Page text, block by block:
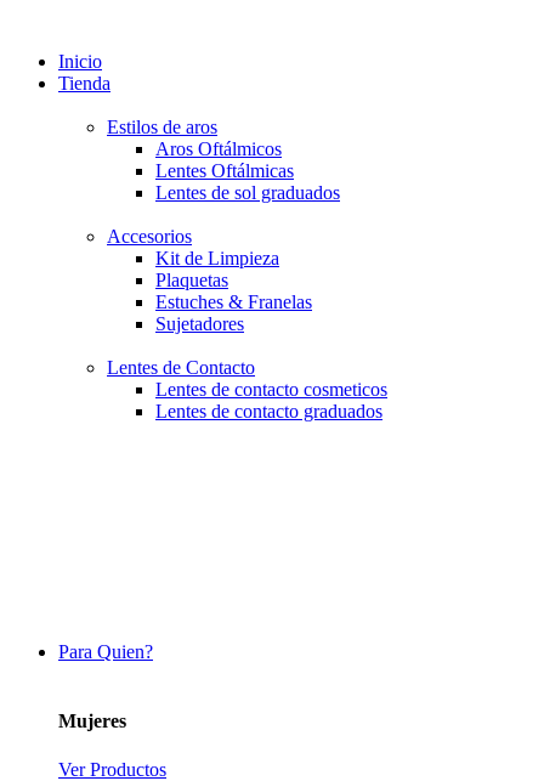
Inicio
Tienda
Estilos de aros
Aros Oftálmicos
Lentes Oftálmicas
Lentes de sol graduados
Accesorios
Kit de Limpieza
Plaquetas
Estuches & Franelas
Sujetadores
Lentes de Contacto
Lentes de contacto cosmeticos
Lentes de contacto graduados
Para Quien?
Mujeres
Ver Productos